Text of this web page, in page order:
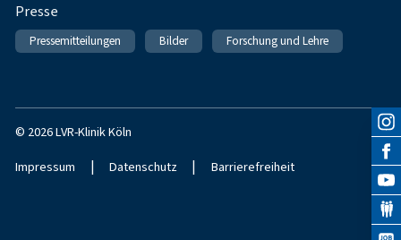
Presse
Pressemitteilungen Bilder Forschung und Lehre
© 2026 LVR-Klinik Köln
Impressum | Datenschutz | Barrierefreiheit